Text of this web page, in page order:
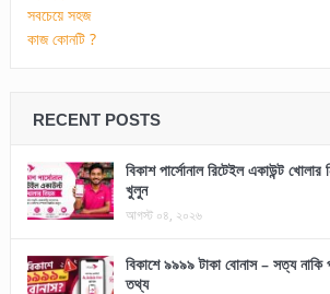
RECENT POSTS
বিকাশ পার্সোনাল রিটেইল একাউন্ট খোলার
খুলুন
আগস্ট ০৪, ২০২৬
বিকাশে ৯৯৯৯ টাকা বোনাস – সত্য
তথ্য